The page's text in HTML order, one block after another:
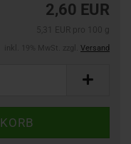
2,60 EUR
Versand